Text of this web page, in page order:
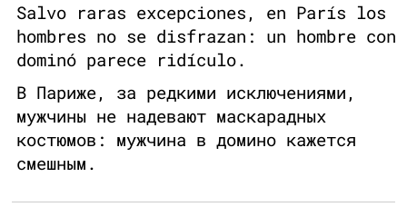
Salvo raras excepciones, en París los
hombres no se disfrazan: un hombre con
dominó parece ridículo.
В Париже, за редкими исключениями,
мужчины не надевают маскарадных
костюмов: мужчина в домино кажется
смешным.